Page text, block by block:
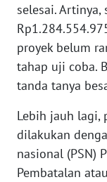
selesai.
proyek belum
tahap uji coba.
tanda tanya
Lebih jauh lagi,
dilakukan
nasional (PSN)
Pembatalan
WN
WN
PAPUA
WN
PAPUA
BARAT